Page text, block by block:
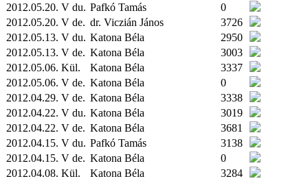
2012.05.20. V du. Pafkó Tamás
0
2012.05.20. V de. dr. Viczián János
3726
2012.05.13. V du. Katona Béla
2950
2012.05.13. V de. Katona Béla
3003
2012.05.06. Kül. Katona Béla
3337
2012.05.06. V de. Katona Béla
0
2012.04.29. V de. Katona Béla
3338
2012.04.22. V du. Katona Béla
3019
2012.04.22. V de. Katona Béla
3681
2012.04.15. V du. Pafkó Tamás
3138
2012.04.15. V de. Katona Béla
0
2012.04.08. Kül. Katona Béla
3284